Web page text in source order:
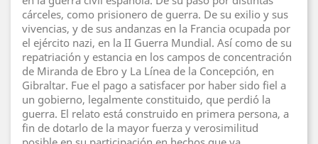
cárceles, como prisionero de guerra. De su exilio y sus
vivencias, y de sus andanzas en la Francia ocupada por
el ejército nazi, en la II Guerra Mundial. Así como de su
repatriación y estancia en los campos de concentración
de Miranda de Ebro y La Línea de la Concepción, en
Gibraltar. Fue el pago a satisfacer por haber sido fiel a
un gobierno, legalmente constituido, que perdió la
guerra. El relato está construido en primera persona, a
fin de dotarlo de la mayor fuerza y verosimilitud